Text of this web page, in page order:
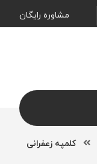
مشاوره رایگان
کلمپه زعفرانی